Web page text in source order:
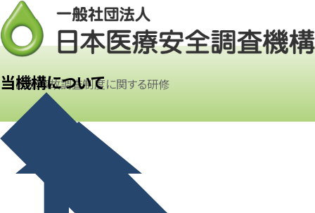
当機構について
医療事故調査制度に関する研修